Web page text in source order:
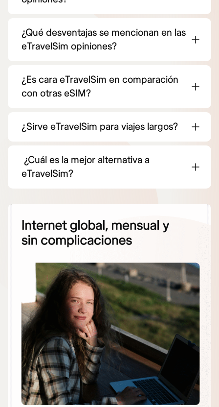
¿Qué desventajas se mencionan en las
eTravelSim opiniones?
¿Es cara eTravelSim en comparación
con otras eSIM?
¿Sirve eTravelSim para viajes largos?
¿Cuál es la mejor alternativa a
eTravelSim?